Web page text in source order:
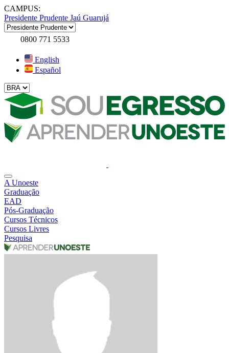
CAMPUS:
Presidente Prudente Jaú Guarujá
0800 771 5533
English
Español
A Unoeste
Graduação
EAD
Pós-Graduação
Cursos Técnicos
Cursos Livres
Pesquisa